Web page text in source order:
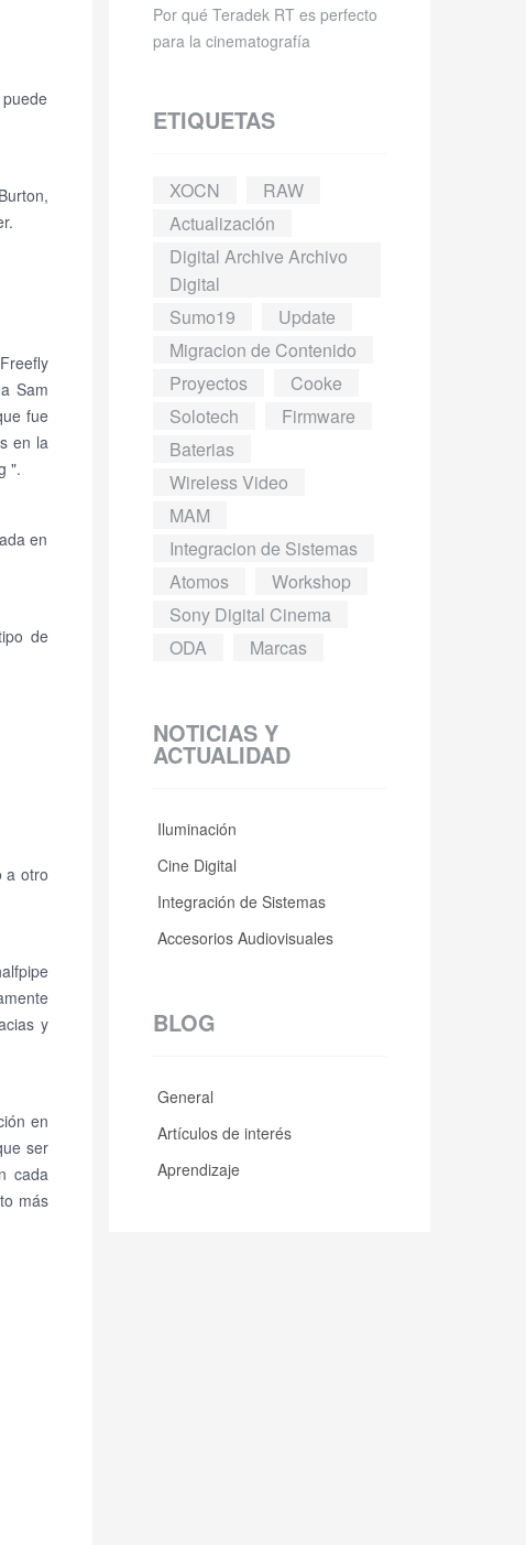
Sam
fue
en la
".
en
de
a otro
y
en
ser
cada
más
Por qué Teradek RT es perfecto
para la cinematografía
ETIQUETAS
XOCN
RAW
Actualización
Digital Archive Archivo
Digital
Sumo19
Update
Migracion de Contenido
Proyectos
Cooke
Solotech
Firmware
Baterias
Wireless Video
MAM
Integracion de Sistemas
Atomos
Workshop
Sony Digital Cinema
ODA
Marcas
NOTICIAS Y
ACTUALIDAD
Iluminación
Cine Digital
Integración de Sistemas
Accesorios Audiovisuales
BLOG
General
Artículos de interés
Aprendizaje